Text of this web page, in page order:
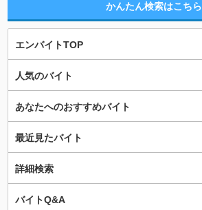
かんたん検索はこちら
エンバイトTOP
人気のバイト
あなたへのおすすめバイト
最近見たバイト
詳細検索
バイトQ&A